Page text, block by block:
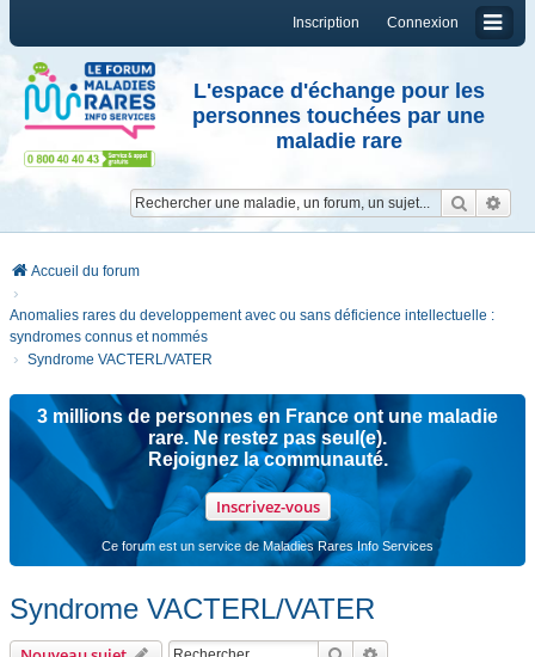
Connexion
Inscription
L'espace d'échange pour les
personnes touchées par une
maladie rare
Accueil du forum
Anomalies rares du developpement avec ou sans déficience intellectuelle :
syndromes connus et nommés
Syndrome VACTERL/VATER
3 millions de personnes en France ont une maladie
rare. Ne restez pas seul(e).
Rejoignez la communauté.
Inscrivez-vous
Ce forum est un service de Maladies Rares Info Services
Syndrome VACTERL/VATER